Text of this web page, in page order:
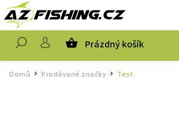
Prázdný košík
Domů / Prodávané značky / Test